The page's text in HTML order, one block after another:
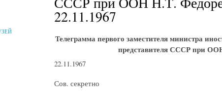
22.11.1967
Телеграмма первого заместителя министра
представителя СССР при
22.11.1967
Сов. секретно